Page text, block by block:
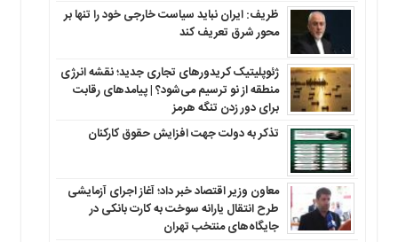
ظریف: ایران نباید سیاست خارجی خود را تنها بر
محور شرق تعریف کند
ژئوپلیتیک کریدورهای تجاری جدید؛ نقشه انرژی
منطقه‌ از نو ترسیم می‌شود؟ | پیامدهای رقابت
برای دور زدن تنگه هرمز
تذکر به دولت جهت افزایش حقوق کارکنان ‌
معاون وزیر اقتصاد خبر داد؛ آغاز اجرای آزمایشی
طرح انتقال یارانه سوخت به کارت بانکی در
جایگاه‌های منتخب تهران